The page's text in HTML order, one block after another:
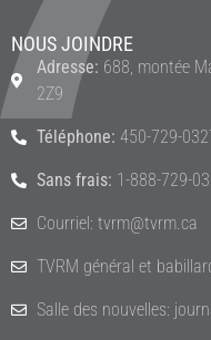
NOUS JOINDRE
Adresse: 688, montée
2Z9
Téléphone: 450-729-
Sans frais: 1-888-729-
Courriel: tvrm@tvrm.ca
TVRM général et
Salle des nouvelles: